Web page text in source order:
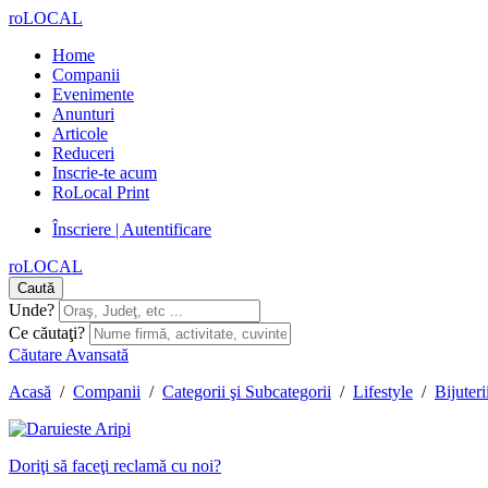
roLOCAL
Home
Companii
Evenimente
Anunturi
Articole
Reduceri
Inscrie-te acum
RoLocal Print
Înscriere | Autentificare
roLOCAL
Caută
Unde?
Ce căutaţi?
Căutare Avansată
Acasă / Companii / Categorii şi Subcategorii / Lifestyle /
Doriţi să faceţi reclamă cu noi?